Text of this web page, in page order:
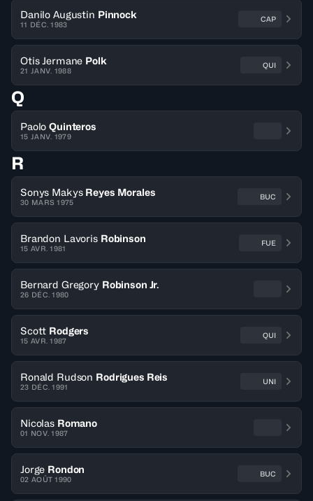
Danilo Augustin Pinnock
11 DÉC. 1983
CAP
Otis Jermane Polk
21 JANV. 1988
QUI
Q
Paolo Quinteros
15 JANV. 1979
R
Sonys Makys Reyes Morales
30 MARS 1975
BUC
Brandon Lavoris Robinson
15 AVR. 1981
FUE
Bernard Gregory Robinson Jr.
26 DÉC. 1980
Scott Rodgers
15 AVR. 1987
QUI
Ronald Rudson Rodrigues Reis
23 DÉC. 1991
UNI
Nicolas Romano
01 NOV. 1987
Jorge Rondon
02 AOÛT 1990
BUC